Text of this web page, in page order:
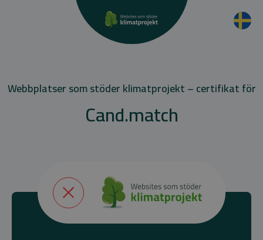
Webbplatser som stöder klimatprojekt – certifikat för
Cand.match